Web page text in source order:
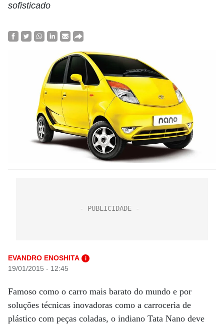
sofisticado
EVANDRO ENOSHITA i
19/01/2015 - 12:45
Famoso como o carro mais barato do mundo e por
soluções técnicas inovadoras como a carroceria de
plástico com peças coladas, o indiano Tata Nano deve